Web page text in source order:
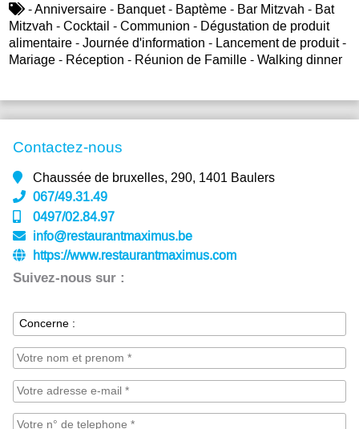
- Anniversaire - Banquet - Baptème - Bar Mitzvah - Bat
Mitzvah - Cocktail - Communion - Dégustation de produit
alimentaire - Journée d'information - Lancement de produit -
Mariage - Réception - Réunion de Famille - Walking dinner
Contactez-nous
Chaussée de bruxelles, 290, 1401 Baulers
067/49.31.49
0497/02.84.97
info@restaurantmaximus.be
https://www.restaurantmaximus.com
Suivez-nous sur :